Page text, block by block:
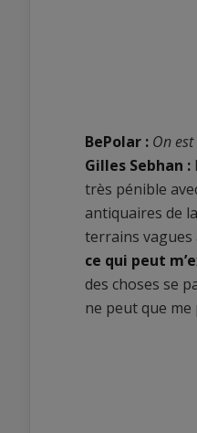
BePolar : On
Gilles Sebhan :
très pénible
antiquaires de
terrains vagues
ce qui peut
des choses se
ne peut que